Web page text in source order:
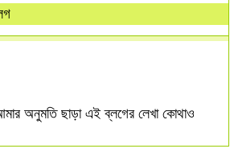
অনুমতি ছাড়া এই ব্লগের লেখা কোথাও